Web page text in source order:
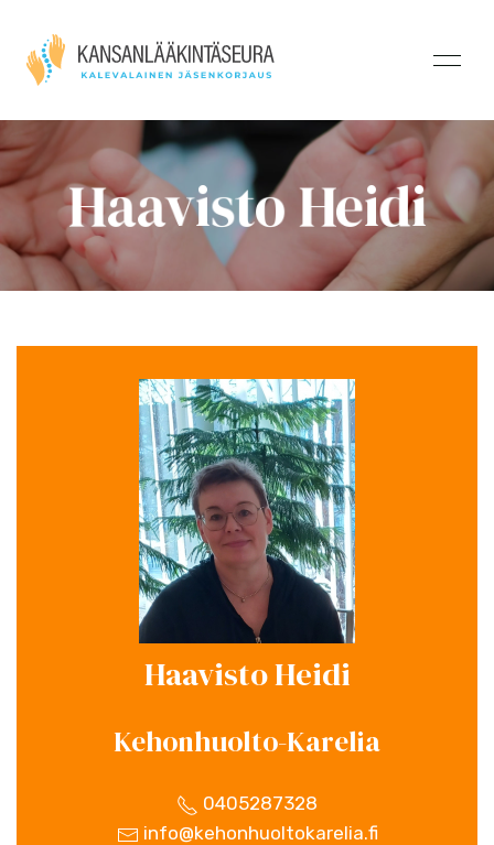
Haavisto Heidi
Haavisto Heidi
Kehonhuolto-Karelia
0405287328
info@kehonhuoltokarelia.fi